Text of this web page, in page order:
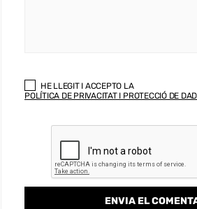
HE LLEGIT I ACCEPTO LA
POLÍTICA DE PRIVACITAT I PROTECCIÓ DE